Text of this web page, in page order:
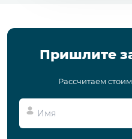
Пришлите
Рассчитаем